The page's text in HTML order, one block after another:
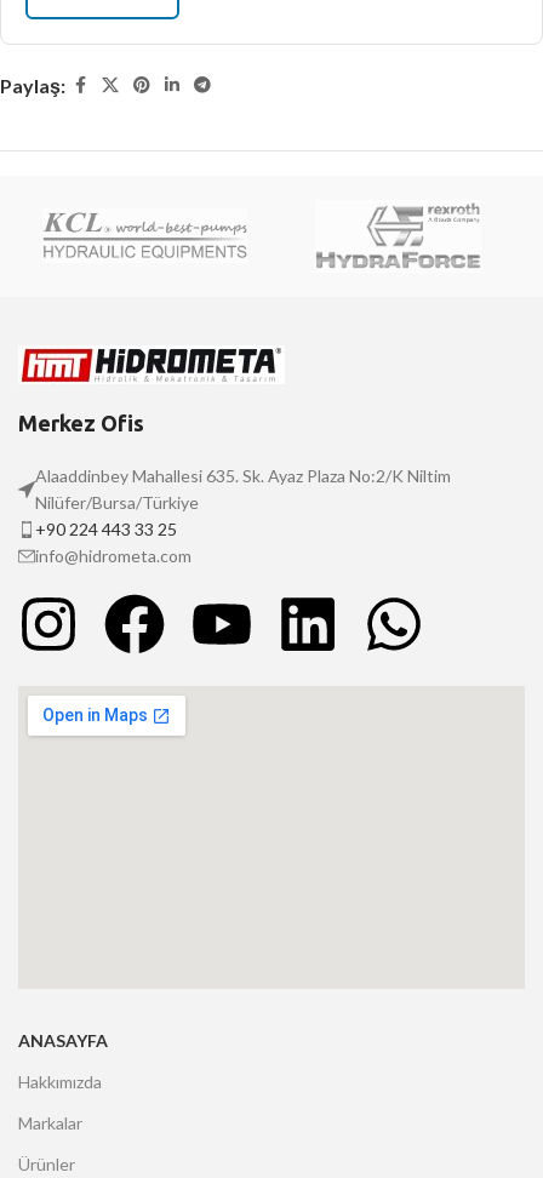
Paylaş:
Merkez Ofis
Alaaddinbey Mahallesi 635. Sk. Ayaz Plaza No:2/K Niltim
Nilüfer/Bursa/Türkiye
+90 224 443 33 25
info@hidrometa.com
ANASAYFA
Hakkımızda
Markalar
Ürünler